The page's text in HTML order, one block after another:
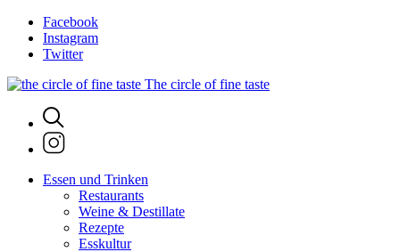
Facebook
Instagram
Twitter
The circle of fine taste
Essen und Trinken
Restaurants
Weine & Destillate
Rezepte
Esskultur